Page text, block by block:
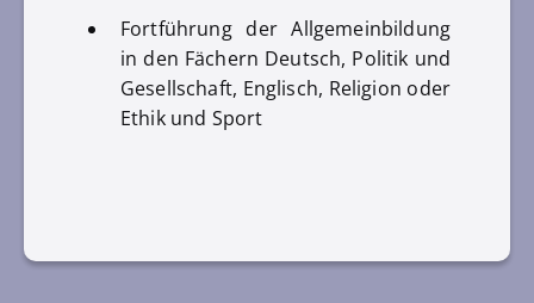
Fortführung der Allgemeinbildung
in den Fächern Deutsch, Politik und
Gesellschaft, Englisch, Religion oder
Ethik und Sport